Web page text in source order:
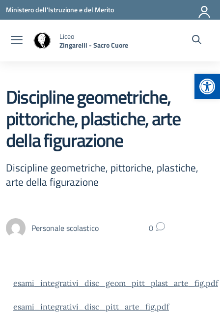
Vai ai contenuti
Vai al menu di navigazione
Vai al footer
Ministero dell'Istruzione e del Merito
Liceo
Zingarelli - Sacro Cuore
Discipline geometriche,
pittoriche, plastiche, arte
della figurazione
Discipline geometriche, pittoriche, plastiche,
arte della figurazione
Personale scolastico 0
esami_integrativi_disc_geom_pitt_plast_arte_fig.pdf
esami_integrativi_disc_pitt_arte_fig.pdf